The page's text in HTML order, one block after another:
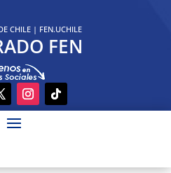
CHILE| FEN.UCHILE
FEN